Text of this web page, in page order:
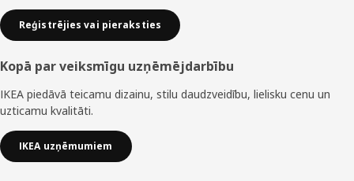
Reģistrējies vai pieraksties
Kopā par veiksmīgu uzņēmējdarbību
IKEA piedāvā teicamu dizainu, stilu daudzveidību, lielisku cenu un
uzticamu kvalitāti.
IKEA uzņēmumiem